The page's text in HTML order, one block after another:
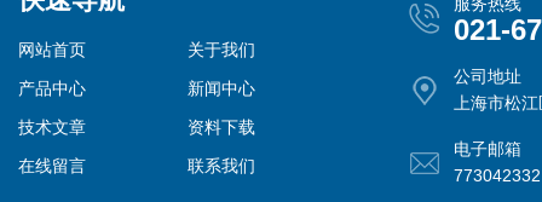
网站首页
关于我们
产品中心
新闻中心
技术文章
资料下载
在线留言
联系我们
021-
公司地址
上海市松
电子邮箱